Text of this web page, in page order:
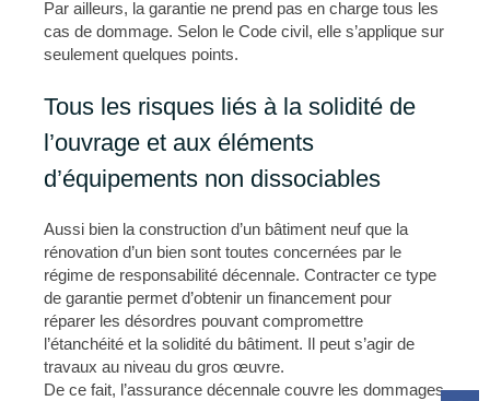
Par ailleurs, la garantie ne prend pas en charge tous les
cas de dommage. Selon le Code civil, elle s’applique sur
seulement quelques points.
Tous les risques liés à la solidité de
l’ouvrage et aux éléments
d’équipements non dissociables
Aussi bien la construction d’un bâtiment neuf que la
rénovation d’un bien sont toutes concernées par le
régime de responsabilité décennale. Contracter ce type
de garantie permet d’obtenir un financement pour
réparer les désordres pouvant compromettre
l’étanchéité et la solidité du bâtiment. Il peut s’agir de
travaux au niveau du gros œuvre.
De ce fait, l’assurance décennale couvre les dommages